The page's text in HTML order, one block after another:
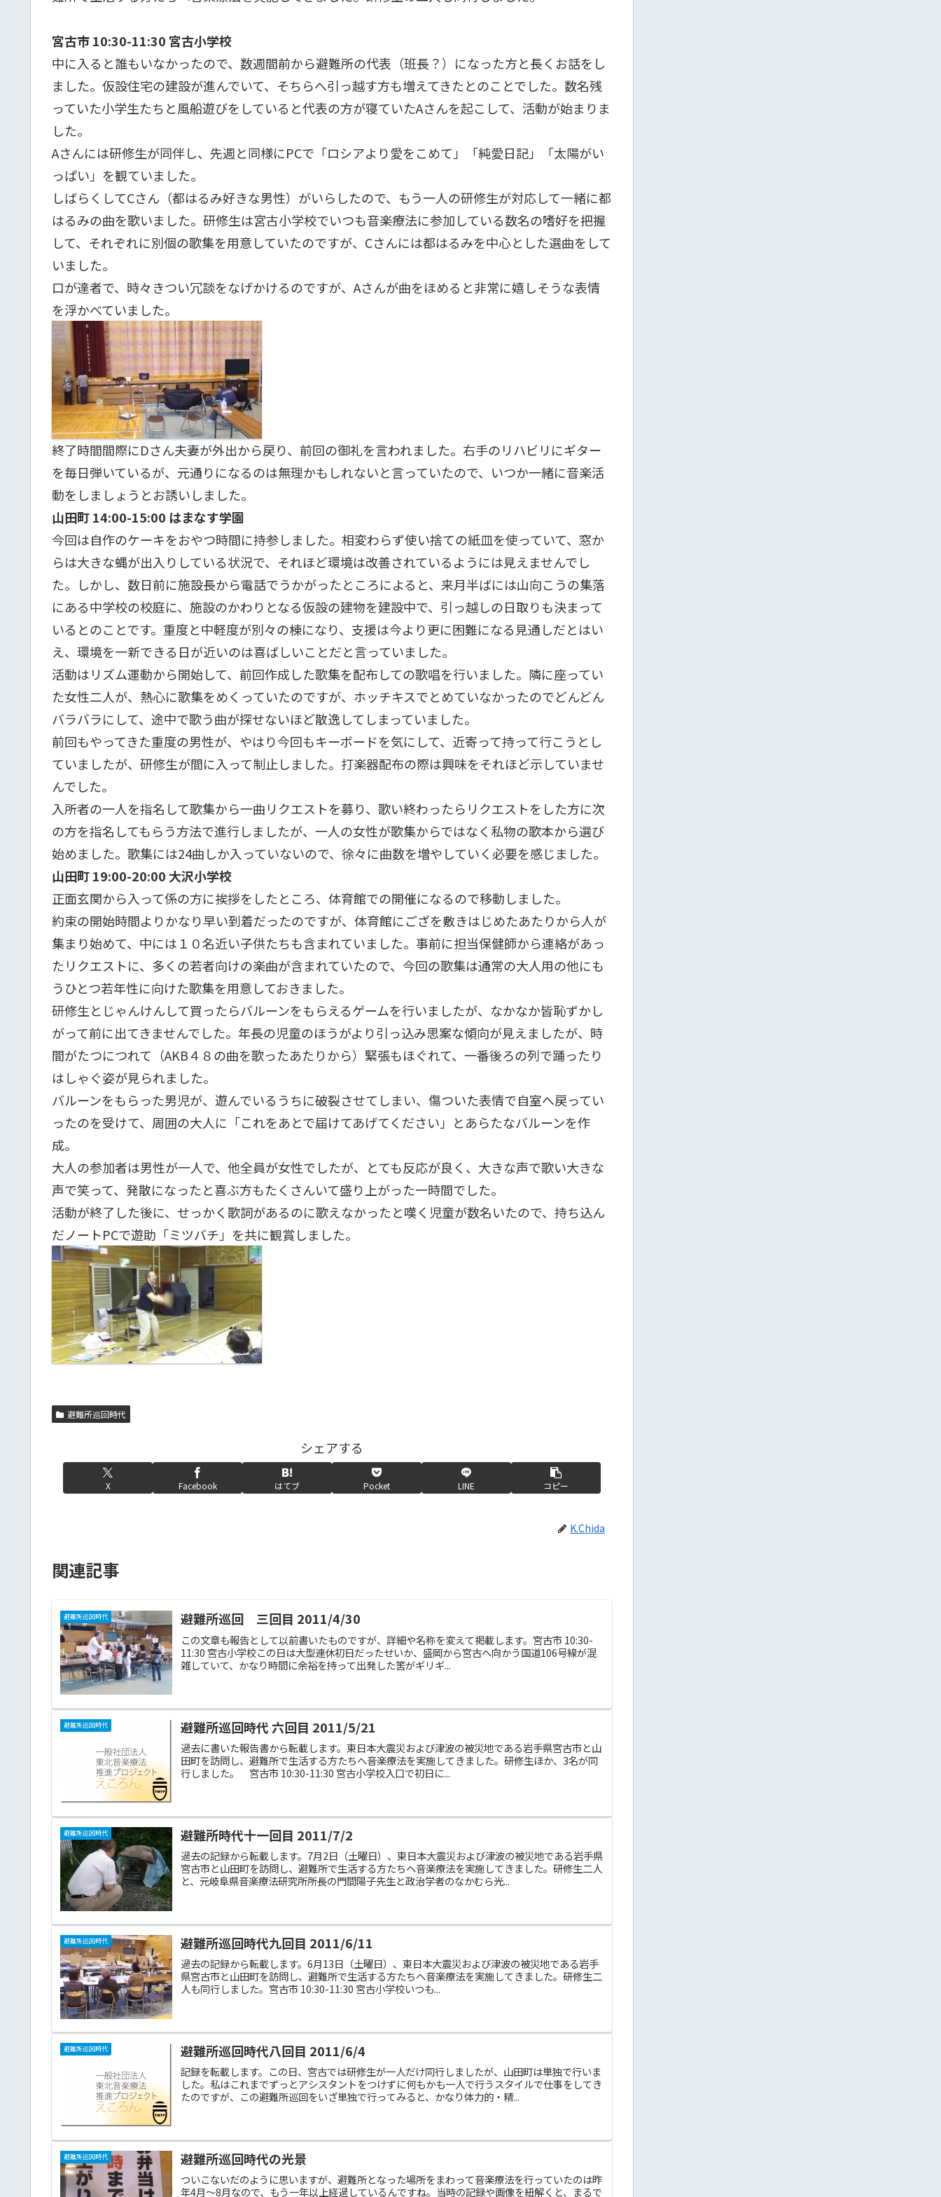
宮古市 10:30-11:30 宮古小学校
中に入ると誰もいなかったので、数週間前から避難所の代表（班長？）になった方と長くお話をし
ました。仮設住宅の建設が進んでいて、そちらへ引っ越す方も増えてきたとのことでした。数名残
っていた小学生たちと風船遊びをしていると代表の方が寝ていたAさんを起こして、活動が始まりま
した。
Aさんには研修生が同伴し、先週と同様にPCで「ロシアより愛をこめて」「純愛日記」「太陽がい
っぱい」を観ていました。
しばらくしてCさん（都はるみ好きな男性）がいらしたので、もう一人の研修生が対応して一緒に都
はるみの曲を歌いました。研修生は宮古小学校でいつも音楽療法に参加している数名の嗜好を把握
して、それぞれに別個の歌集を用意していたのですが、Cさんには都はるみを中心とした選曲をして
いました。
口が達者で、時々きつい冗談をなげかけるのですが、Aさんが曲をほめると非常に嬉しそうな表情
を浮かべていました。
終了時間間際にDさん夫妻が外出から戻り、前回の御礼を言われました。右手のリハビリにギター
を毎日弾いているが、元通りになるのは無理かもしれないと言っていたので、いつか一緒に音楽活
動をしましょうとお誘いしました。
山田町 14:00-15:00 はまなす学園
今回は自作のケーキをおやつ時間に持参しました。相変わらず使い捨ての紙皿を使っていて、窓か
らは大きな蝿が出入りしている状況で、それほど環境は改善されているようには見えませんでし
た。しかし、数日前に施設長から電話でうかがったところによると、来月半ばには山向こうの集落
にある中学校の校庭に、施設のかわりとなる仮設の建物を建設中で、引っ越しの日取りも決まって
いるとのことです。重度と中軽度が別々の棟になり、支援は今より更に困難になる見通しだとはい
え、環境を一新できる日が近いのは喜ばしいことだと言っていました。
活動はリズム運動から開始して、前回作成した歌集を配布しての歌唱を行いました。隣に座ってい
た女性二人が、熱心に歌集をめくっていたのですが、ホッチキスでとめていなかったのでどんどん
バラバラにして、途中で歌う曲が探せないほど散逸してしまっていました。
前回もやってきた重度の男性が、やはり今回もキーボードを気にして、近寄って持って行こうとし
ていましたが、研修生が間に入って制止しました。打楽器配布の際は興味をそれほど示していませ
んでした。
入所者の一人を指名して歌集から一曲リクエストを募り、歌い終わったらリクエストをした方に次
の方を指名してもらう方法で進行しましたが、一人の女性が歌集からではなく私物の歌本から選び
始めました。歌集には24曲しか入っていないので、徐々に曲数を増やしていく必要を感じました。
山田町 19:00-20:00 大沢小学校
正面玄関から入って係の方に挨拶をしたところ、体育館での開催になるので移動しました。
約束の開始時間よりかなり早い到着だったのですが、体育館にござを敷きはじめたあたりから人が
集まり始めて、中には１０名近い子供たちも含まれていました。事前に担当保健師から連絡があっ
たリクエストに、多くの若者向けの楽曲が含まれていたので、今回の歌集は通常の大人用の他にも
うひとつ若年性に向けた歌集を用意しておきました。
研修生とじゃんけんして買ったらバルーンをもらえるゲームを行いましたが、なかなか皆恥ずかし
がって前に出てきませんでした。年長の児童のほうがより引っ込み思案な傾向が見えましたが、時
間がたつにつれて（AKB４８の曲を歌ったあたりから）緊張もほぐれて、一番後ろの列で踊ったり
はしゃぐ姿が見られました。
バルーンをもらった男児が、遊んでいるうちに破裂させてしまい、傷ついた表情で自室へ戻ってい
ったのを受けて、周囲の大人に「これをあとで届けてあげてください」とあらたなバルーンを作
成。
大人の参加者は男性が一人で、他全員が女性でしたが、とても反応が良く、大きな声で歌い大きな
声で笑って、発散になったと喜ぶ方もたくさんいて盛り上がった一時間でした。
活動が終了した後に、せっかく歌詞があるのに歌えなかったと嘆く児童が数名いたので、持ち込ん
だノートPCで遊助「ミツバチ」を共に観賞しました。
避難所巡回時代
シェアする
X Facebook はてブ Pocket LINE コピー
K.Chida
関連記事
避難所巡回時代 避難所巡回 三回目 2011/4/30
この文章も報告として以前書いたものですが、詳細や名称を変えて掲載します。宮古市 10:30-
11:30 宮古小学校この日は大型連休初日だったせいか、盛岡から宮古へ向かう国道106号線が混
雑していて、かなり時間に余裕を持って出発した筈がギリギ...
避難所巡回時代 避難所巡回時代 六回目 2011/5/21
過去に書いた報告書から転載します。東日本大震災および津波の被災地である岩手県宮古市と山
田町を訪問し、避難所で生活する方たちへ音楽療法を実施してきました。研修生ほか、3名が同
行しました。 宮古市 10:30-11:30 宮古小学校入口で初日に...
避難所巡回時代 避難所時代十一回目 2011/7/2
過去の記録から転載します。7月2日（土曜日）、東日本大震災および津波の被災地である岩手県
宮古市と山田町を訪問し、避難所で生活する方たちへ音楽療法を実施してきました。研修生二人
と、元岐阜県音楽療法研究所所長の門間陽子先生と政治学者のなかむら光...
避難所巡回時代 避難所巡回時代九回目 2011/6/11
過去の記録から転載します。6月13日（土曜日）、東日本大震災および津波の被災地である岩手
県宮古市と山田町を訪問し、避難所で生活する方たちへ音楽療法を実施してきました。研修生二
人も同行しました。宮古市 10:30-11:30 宮古小学校いつも...
避難所巡回時代 避難所巡回時代八回目 2011/6/4
記録を転載します。この日、宮古では研修生が一人だけ同行しましたが、山田町は単独で行いま
した。私はこれまでずっとアシスタントをつけずに何もかも一人で行うスタイルで仕事をしてき
たのですが、この避難所巡回をいざ単独で行ってみると、かなり体力的・精...
避難所巡回時代 避難所巡回時代の光景
ついこないだのように思いますが、避難所となった場所をまわって音楽療法を行っていたのは昨
年4月～8月なので、もう一年以上経過しているんですね。当時の記録や画像を紐解くと、まるで